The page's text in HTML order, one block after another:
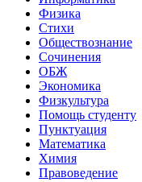
Физика
Стихи
Обществознание
Сочинения
ОБЖ
Экономика
Физкультура
Помощь студенту
Пунктуация
Математика
Химия
Правоведение